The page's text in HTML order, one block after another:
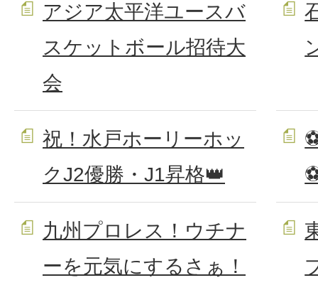
アジア太平洋ユースバ
スケットボール招待大
会
祝！水戸ホーリーホッ
クJ2優勝・J1昇格👑
九州プロレス！ウチナ
ーを元気にするさぁ！